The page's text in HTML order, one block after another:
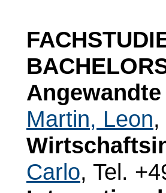
Martin, Leon
Carlo, Tel.